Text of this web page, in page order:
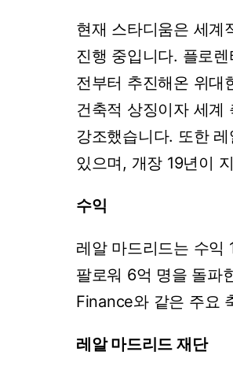
현재 스타디움은 세계
진행 중입니다. 플로렌
전부터 추진해온 위대
건축적 상징이자 세계
강조했습니다. 또한 레
있으며, 개장 19년이
수익
레알 마드리드는 수익
팔로워 6억 명을 돌파
Finance와 같은 주요
레알마드리드 재단